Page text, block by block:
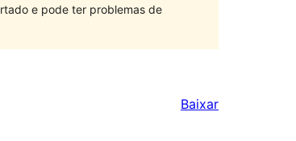
e pode ter problemas de
Baixar